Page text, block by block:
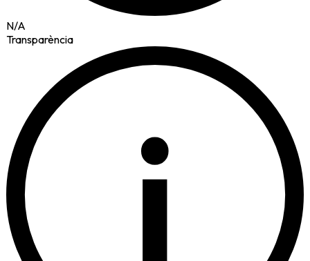
N/A
Transparència
i